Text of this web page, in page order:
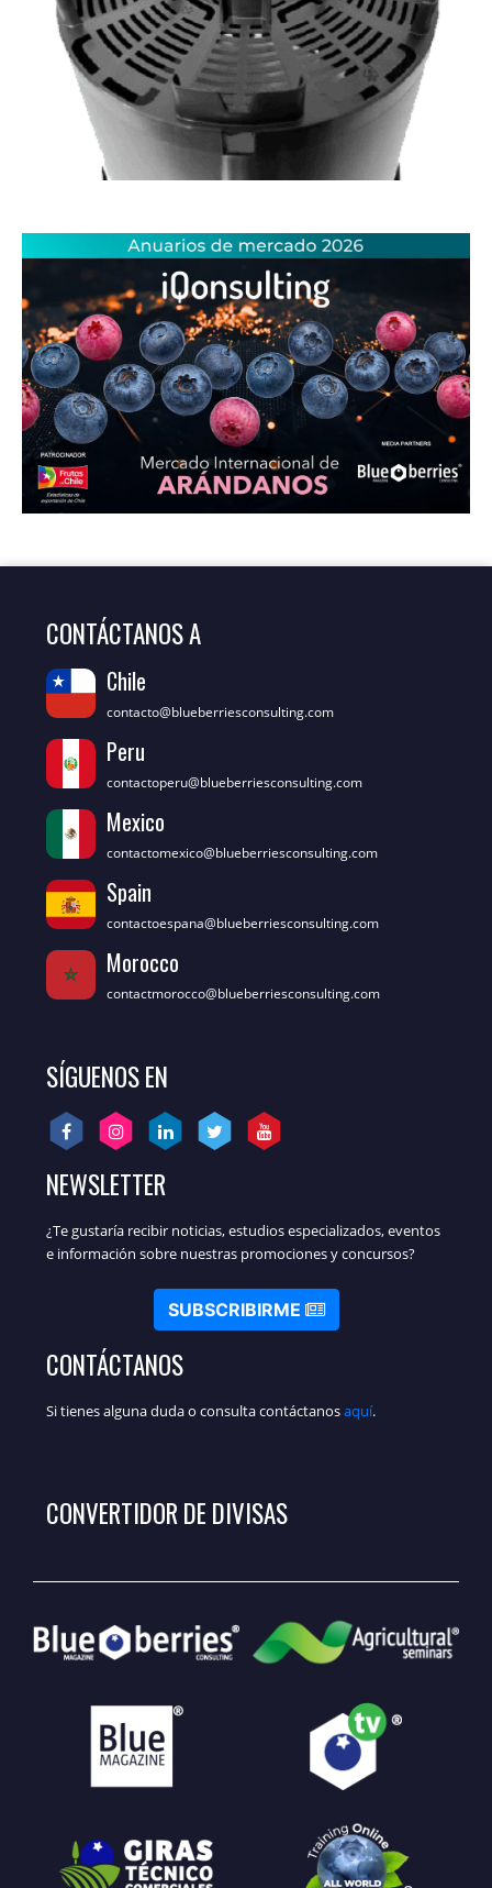
CONTÁCTANOS A
Chile
contacto@blueberriesconsulting.com
Peru
contactoperu@blueberriesconsulting.com
Mexico
contactomexico@blueberriesconsulting.com
Spain
contactoespana@blueberriesconsulting.com
Morocco
contactmorocco@blueberriesconsulting.com
SÍGUENOS EN
NEWSLETTER
¿Te gustaría recibir noticias, estudios especializados, eventos
e información sobre nuestras promociones y concursos?
SUBSCRIBIRME
CONTÁCTANOS
Si tienes alguna duda o consulta contáctanosaquí.
CONVERTIDOR DE DIVISAS